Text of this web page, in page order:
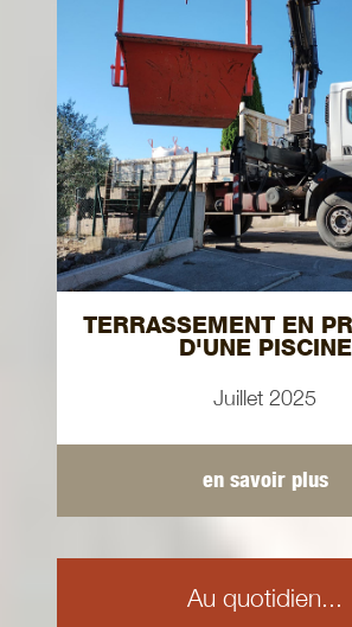
TERRASSEMENT EN
D'UNE PISCINE
Juillet 2025
en savoir plus
Au quotidien...